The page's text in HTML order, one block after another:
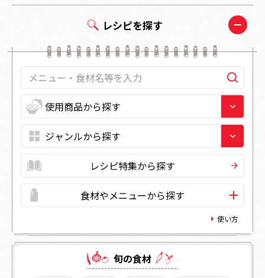
レシピを探す
レシピ特集から探す
食材やメニューから探す
使い方
旬の⾷材